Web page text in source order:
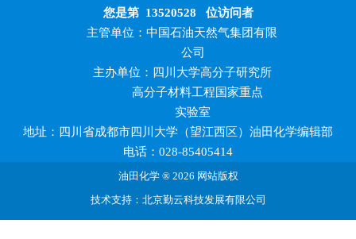
您是第 13520528 位访问者
主管单位：中国石油天然气集团有限
公司
主办单位：四川大学高分子研究所
高分子材料工程国家重点
实验室
地址：四川省成都市四川大学（望江西区）油田化学编辑部
电话：028-85405414
油田化学 ® 2026 网站版权
技术支持：北京勤云科技发展有限公司